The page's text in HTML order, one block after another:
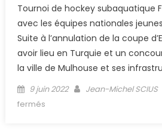
Tournoi de hockey subaquatique
avec les équipes nationales
Suite à l’annulation de la coupe
avoir lieu en Turquie et un
la ville de Mulhouse et ses
Posted on
9 juin 2022 Author
Jean-Michel SCIUS
fermés